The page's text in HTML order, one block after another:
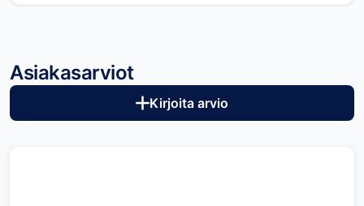
Asiakasarviot
Kirjoita arvio